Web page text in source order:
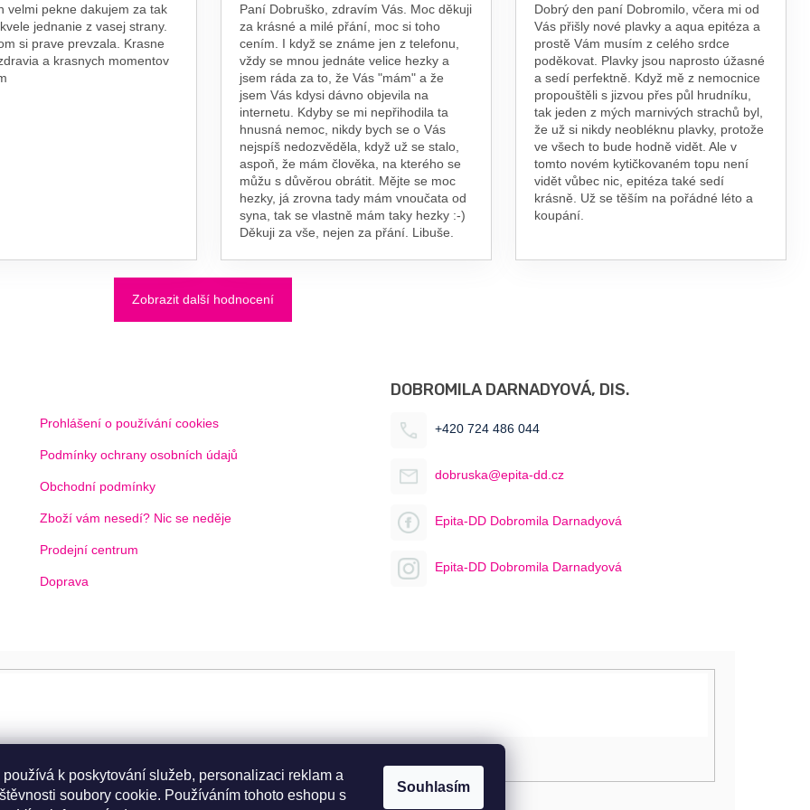
používá k poskytování služeb, personalizaci reklam a
soubory cookie. Používáním tohoto eshopu s
Souhlasím
velmi pekne dakujem za tak
jednanie z vasej strany.
si prave prevzala. Krasne
a krasnych momentov
Paní Dobruško, zdravím Vás. Moc děkuji
za krásné a milé přání, moc si toho
cením. I když se známe jen z telefonu,
vždy se mnou jednáte velice hezky a
jsem ráda za to, že Vás "mám" a že
jsem Vás kdysi dávno objevila na
internetu. Kdyby se mi nepřihodila ta
hnusná nemoc, nikdy bych se o Vás
nejspíš nedozvěděla, když už se stalo,
aspoň, že mám člověka, na kterého se
můžu s důvěrou obrátit. Mějte se moc
hezky, já zrovna tady mám vnoučata od
syna, tak se vlastně mám taky hezky :-)
Děkuji za vše, nejen za přání. Libuše.
Dobrý den paní Dobromilo, včera mi od
Vás přišly nové plavky a aqua epitéza a
prostě Vám musím z celého srdce
poděkovat. Plavky jsou naprosto úžasné
a sedí perfektně. Když mě z nemocnice
propouštěli s jizvou přes půl hrudníku,
tak jeden z mých marnivých strachů byl,
že už si nikdy neobléknu plavky, protože
ve všech to bude hodně vidět. Ale v
tomto novém kytičkovaném topu není
vidět vůbec nic, epitéza také sedí
krásně. Už se těším na pořádné léto a
koupání.
Zobrazit další hodnocení
Prohlášení o používání cookies
Podmínky ochrany osobních údajů
Obchodní podmínky
Zboží vám nesedí? Nic se neděje
Prodejní centrum
Doprava
DOBROMILA DARNADYOVÁ, DIS.
+420 724 486 044
dobruska@epita-dd.cz
Epita-DD Dobromila Darnadyová
Epita-DD Dobromila Darnadyová